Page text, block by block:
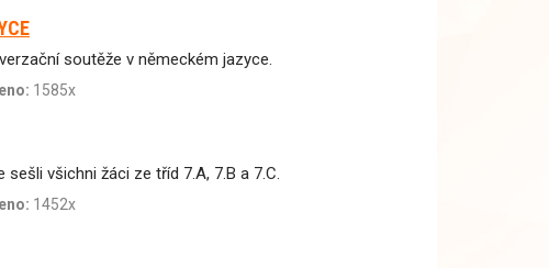
soutěže v německém jazyce.
1585x
všichni žáci ze tříd 7.A, 7.B a 7.C.
1452x